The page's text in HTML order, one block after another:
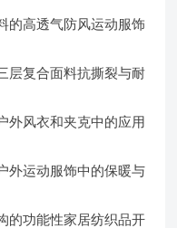
的高透气防风运动服饰
层复合面料抗撕裂与耐
外风衣和夹克中的应用
外运动服饰中的保暖与
的功能性家居纺织品开